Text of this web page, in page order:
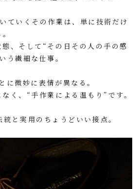
ていくその作業は、単に技術だけ
、そして“その日その人の手の感
う繊細な仕事。
に微妙に表情が異なる。
く、“手作業による温もり”です。
実用のちょうどいい接点。